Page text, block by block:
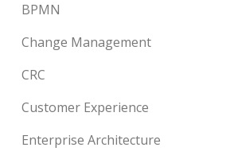
BPMN
Change Management
CRC
Customer Experience
Enterprise Architecture